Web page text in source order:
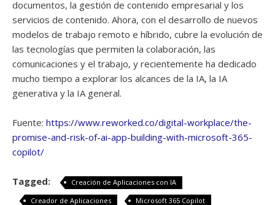
documentos, la gestión de contenido empresarial y los
servicios de contenido. Ahora, con el desarrollo de nuevos
modelos de trabajo remoto e híbrido, cubre la evolución de
las tecnologías que permiten la colaboración, las
comunicaciones y el trabajo, y recientemente ha dedicado
mucho tiempo a explorar los alcances de la IA, la IA
generativa y la IA general.
Fuente: https://www.reworked.co/digital-workplace/the-
promise-and-risk-of-ai-app-building-with-microsoft-365-
copilot/
Tagged:
Creación de Aplicaciones con IA
Creador de Aplicaciones
Microsoft 365 Copilot